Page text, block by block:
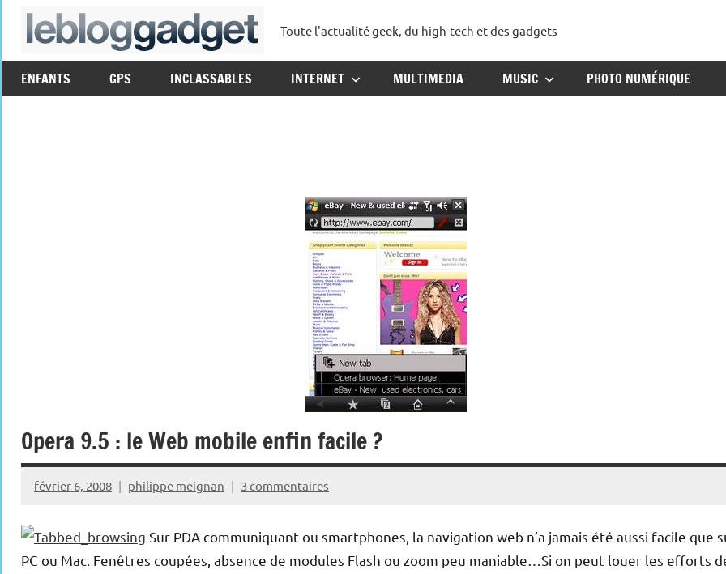
Aller
lebloggadget
Toute l'actualité geek, du high-tech et des gadgets
ENFANTS GPS INCLASSABLES INTERNET MULTIMEDIA MUSIC PHOTO NUMÉRIQUE
Opera 9.5 : le Web mobile enfin facile ?
février 6, 2008 philippe meignan 3 commentaires
Sur PDA communiquant ou smartphones, la navigation web n’a jamais été aussi facile que
PC ou Mac. Fenêtres coupées, absence de modules Flash ou zoom peu maniable…Si on peut louer les efforts